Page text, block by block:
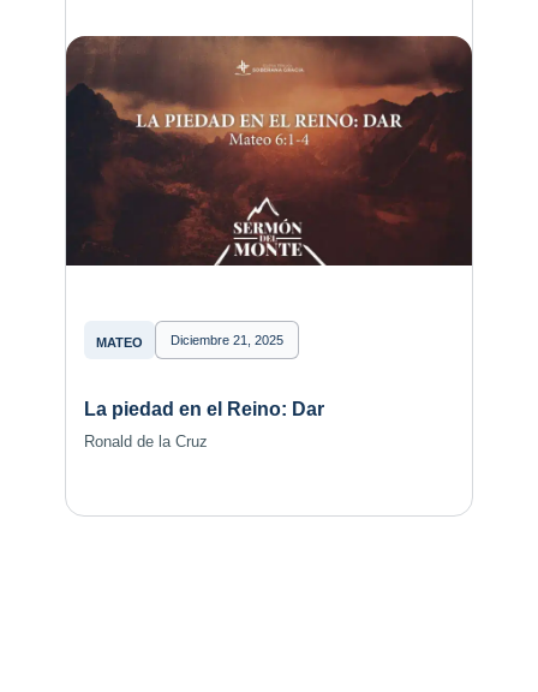
MATEO Diciembre 21, 2025
La piedad en el Reino: Dar
Ronald de la Cruz